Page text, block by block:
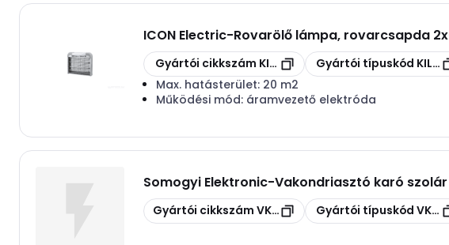
ICON Electric-Rovarölő lámpa, rovarcsapda
Másolás
Gyártói cikkszám KILL PEST 2x6W
Másolás
Gyártói típuskód KILL
Max. hatásterület: 20 m2
Működési mód: áramvezető elektróda
Somogyi Elektronic-Vakondriasztó karó szolár
Másolás
Gyártói cikkszám VKS 02 Másolás
Gyártói típuskód VKS